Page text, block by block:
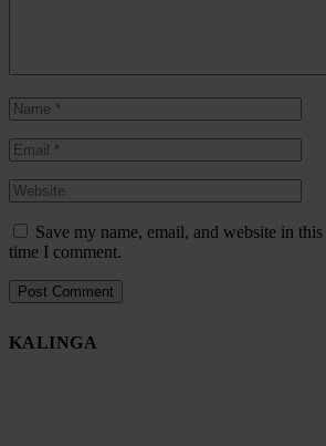
Save my name, email, and website in
time I comment.
KALINGA